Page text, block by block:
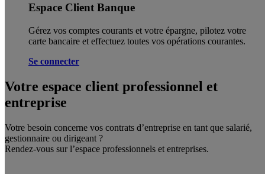
Espace Client Banque
Gérez vos comptes courants et votre épargne, pilotez votre
carte bancaire et effectuez toutes vos opérations courantes.
Se connecter
Votre espace client professionnel et
entreprise
Votre besoin concerne vos contrats d’entreprise en tant que salarié,
gestionnaire ou dirigeant ?
Rendez-vous sur l’espace professionnels et entreprises.